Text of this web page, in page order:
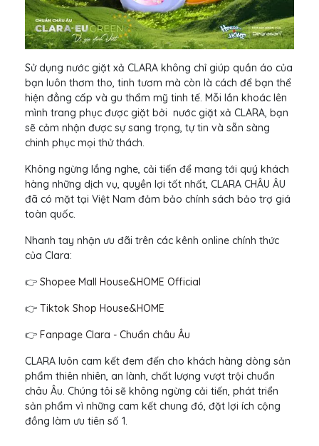
Sử dụng nước giặt xả CLARA không chỉ giúp quần áo của
bạn luôn thơm tho, tinh tươm mà còn là cách để bạn thể
hiện đẳng cấp và gu thẩm mỹ tinh tế. Mỗi lần khoác lên
mình trang phục được giặt bởi nước giặt xả CLARA, bạn
sẽ cảm nhận được sự sang trọng, tự tin và sẵn sàng
chinh phục mọi thử thách.
Không ngừng lắng nghe, cải tiến để mang tới quý khách
hàng những dịch vụ, quyền lợi tốt nhất, CLARA CHÂU ÂU
đã có mặt tại Việt Nam đảm bảo chính sách bảo trợ giá
toàn quốc.
Nhanh tay nhận ưu đãi trên các kênh online chính thức
của Clara:
👉 Shopee Mall House&HOME Official
👉 Tiktok Shop House&HOME
👉 Fanpage Clara - Chuẩn châu Âu
CLARA luôn cam kết đem đến cho khách hàng dòng sản
phẩm thiên nhiên, an lành, chất lượng vượt trội chuẩn
châu Âu. Chúng tôi sẽ không ngừng cải tiến, phát triển
sản phẩm vì những cam kết chung đó, đặt lợi ích cộng
đồng làm ưu tiên số 1.